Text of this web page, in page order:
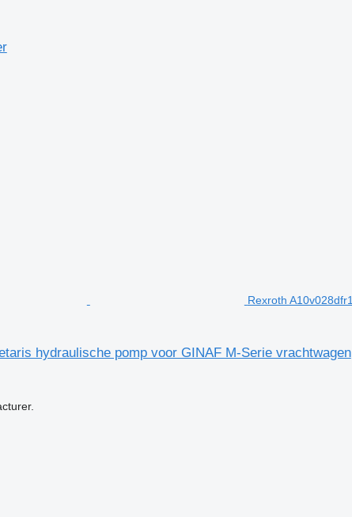
Rexroth
hydraulische pomp voor GINAF M-Serie vrachtwagen